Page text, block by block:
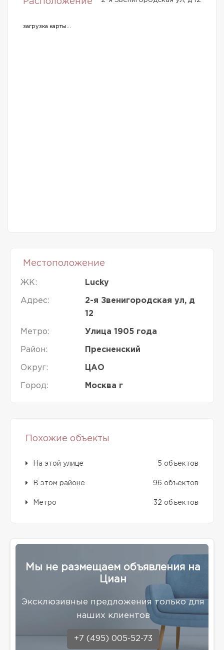
загрузка карты...
Местоположение
ЖК: Lucky
Адрес:
2-я Звенигородская ул, д
12
Метро: Улица 1905 года
Район: Пресненский
Округ: ЦАО
Город: Москва г
Похожие объекты
На этой улице 5 объектов
В этом районе 96 объектов
Метро 32 объектов
Мы не размещаем объявления на
Циан
Эксклюзивные предложения только для
наших клиентов
+7 (495) 005-52-73